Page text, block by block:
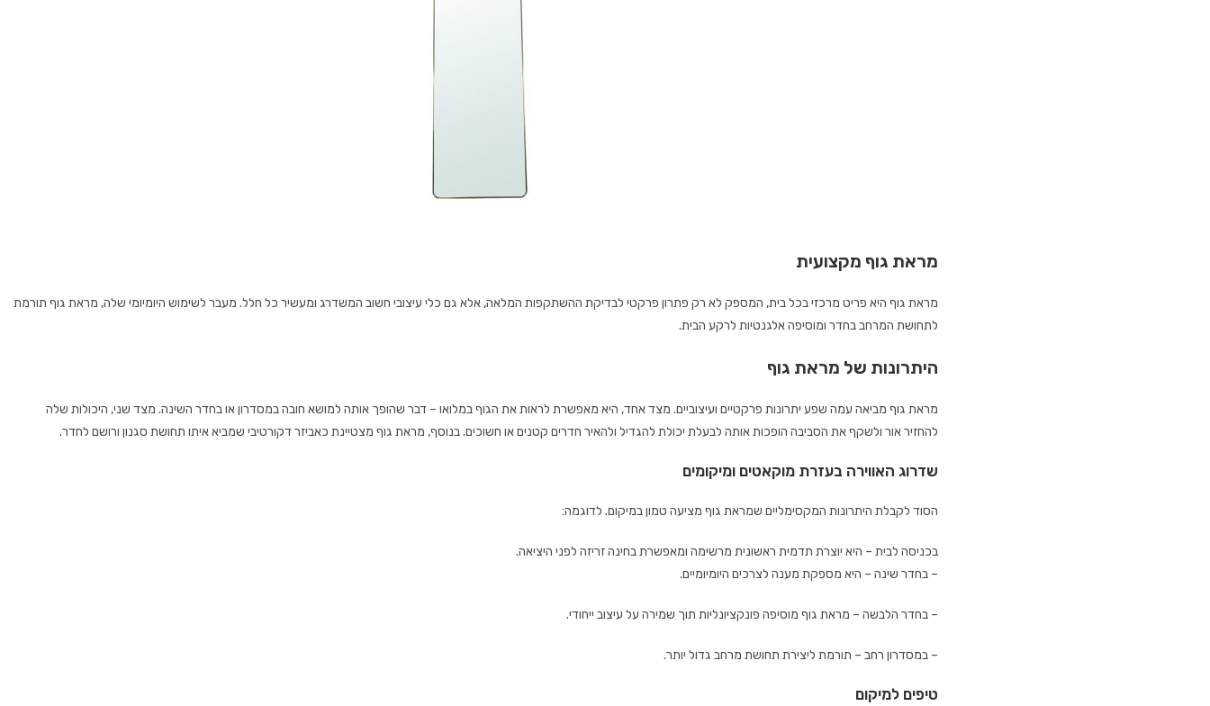
מראת גוף מקצועית
מראת גוף היא פריט מרכזי בכל בית, המספק לא רק פתרון פרקטי לבדיקת ההשתקפות המלאה, אלא גם כלי עיצובי חשוב המשדרג ומעשיר כל חלל. מעבר לשימוש היומיומי שלה, מראת גוף תורמת
לתחושת המרחב בחדר ומוסיפה אלגנטיות לרקע הבית.
היתרונות של מראת גוף
מראת גוף מביאה עמה שפע יתרונות פרקטיים ועיצוביים. מצד אחד, היא מאפשרת לראות את הגוף במלואו – דבר שהופך אותה למושא חובה במסדרון או בחדר השינה. מצד שני, היכולות שלה
להחזיר אור ולשקף את הסביבה הופכות אותה לבעלת יכולת להגדיל ולהאיר חדרים קטנים או חשוכים. בנוסף, מראת גוף מצטיינת כאביזר דקורטיבי שמביא איתו תחושת סגנון ורושם לחדר.
שדרוג האווירה בעזרת מוקאטים ומיקומים
הסוד לקבלת היתרונות המקסימליים שמראת גוף מציעה טמון במיקום. לדוגמה:
בכניסה לבית – היא יוצרת תדמית ראשונית מרשימה ומאפשרת בחינה זריזה לפני היציאה.
– בחדר שינה – היא מספקת מענה לצרכים היומיומיים.
– בחדר הלבשה – מראת גוף מוסיפה פונקציונליות תוך שמירה על עיצוב ייחודי.
– במסדרון רחב – תורמת ליצירת תחושת מרחב גדול יותר.
טיפים למיקום